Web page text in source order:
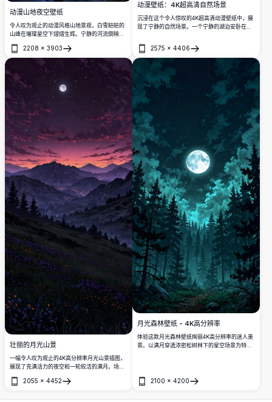
动漫山地夜空壁纸
令人叹为观止的动漫风格山地景观，白雪皑皑的
山峰在璀璨星空下熠熠生辉。宁静的河流倒映着
点点光芒与银河，四周被幽暗的松林和绚丽的宇
宙云彩所环绕。
2208 × 3903
打开
动漫壁纸：4K超高清自然场景
沉浸在这个令人惊叹的4K超高清动漫壁纸中，展
现了宁静的自然场景。一个宁静的湖泊安卧在郁
色光芒的灿烂阳光环绕。一张木制长椅邀请着平
静的沉思，融合了鲜艳的色彩和细致的艺术。完
美用于提升桌面或移动屏幕，带来令人屏息的高
品质视觉体验。
2575 × 4406
打开
壮丽的月光山景
一幅令人叹为观止的4K高分辨率月光山景插图，
展现了充满活力的夜空和一轮皎洁的满月。场景
宁静山谷，以及在星光闪烁的紫色夜空下巍峨的
2055 × 4452
打开
月光森林壁纸 - 4K高分辨率
体验这款月光森林壁纸绚丽4K高分辨率的迷人美
景。以满月穿透浓密松树林下的星空场景为特
2100 × 4200
打开